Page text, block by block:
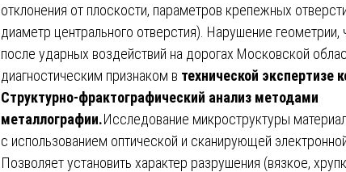
отклонения от плоскости, параметров крепежных
диаметр центрального отверстия). Нарушение
после ударных воздействий на дорогах Московской
диагностическим признаком в технической экспертизе
Структурно-фрактографический анализ методами
металлографии.Исследование микроструктуры
с использованием оптической и сканирующей
Позволяет установить характер разрушения (вязкое,